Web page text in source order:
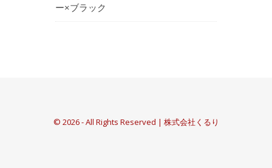
ー×ブラック
© 2026 - All Rights Reserved | 株式会社くるり